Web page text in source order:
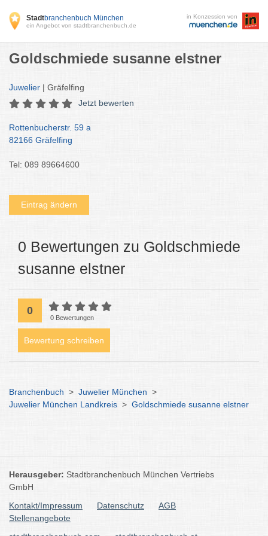
Stadtbranchenbuch München
ein Angebot von stadtbranchenbuch.de
in Konzession von
Goldschmiede susanne elstner
Juwelier | Gräfelfing
Jetzt bewerten
Rottenbucherstr. 59 a
82166 Gräfelfing
Tel: 089 89664600
Eintrag ändern
0 Bewertungen zu Goldschmiede
susanne elstner
0
0 Bewertungen
Bewertung schreiben
Branchenbuch > Juwelier München >
Juwelier München Landkreis > Goldschmiede susanne elstner
Herausgeber: Stadtbranchenbuch München Vertriebs
GmbH
Kontakt/Impressum
Datenschutz
AGB
Stellenangebote